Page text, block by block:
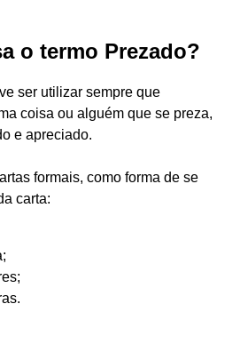
o termo Prezado?
ser utilizar sempre que
coisa ou alguém que se preza,
e apreciado.
formais, como forma de se
carta: